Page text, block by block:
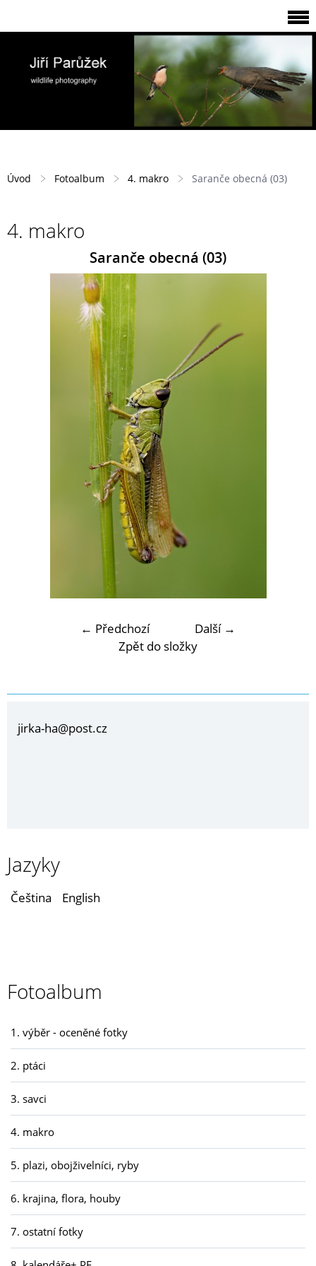
Úvod Fotoalbum 4. makro Saranče obecná (03)
4. makro
Saranče obecná (03)
← Předchozí
Další →
Zpět do složky
jirka-ha@post.cz
Jazyky
Čeština English
Fotoalbum
1. výběr - oceněné fotky
2. ptáci
3. savci
4. makro
5. plazi, obojživelníci, ryby
6. krajina, flora, houby
7. ostatní fotky